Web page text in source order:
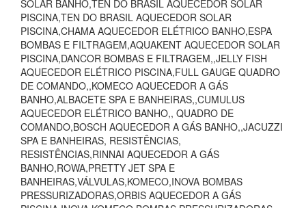
SOLAR BANHO,TEN DO BRASIL AQUECEDOR SOLAR
PISCINA,TEN DO BRASIL AQUECEDOR SOLAR
PISCINA,CHAMA AQUECEDOR ELÉTRICO BANHO,ESPA
BOMBAS E FILTRAGEM,AQUAKENT AQUECEDOR SOLAR
PISCINA,DANCOR BOMBAS E FILTRAGEM,,JELLY FISH
AQUECEDOR ELÉTRICO PISCINA,FULL GAUGE QUADRO
DE COMANDO,,KOMECO AQUECEDOR A GÁS
BANHO,ALBACETE SPA E BANHEIRAS,,CUMULUS
AQUECEDOR ELÉTRICO BANHO,, QUADRO DE
COMANDO,BOSCH AQUECEDOR A GÁS BANHO,,JACUZZI
SPA E BANHEIRAS, RESISTÊNCIAS,
RESISTÊNCIAS,RINNAI AQUECEDOR A GÁS
BANHO,ROWA,PRETTY JET SPA E
BANHEIRAS,VÁLVULAS,KOMECO,INOVA BOMBAS
PRESSURIZADORAS,ORBIS AQUECEDOR A GÁS